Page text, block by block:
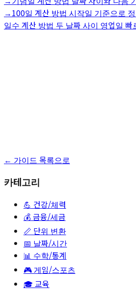
→100일 계산 방법 시작일 기준으로
일수 계산 방법 두 날짜 사이 영업일 빠
← 가이드 목록으로
카테고리
💪 건강/체력
💰금융/세금
📏 단위 변환
📅 날짜/시간
📊 수학/통계
🎮게임/스포츠
🎓교육